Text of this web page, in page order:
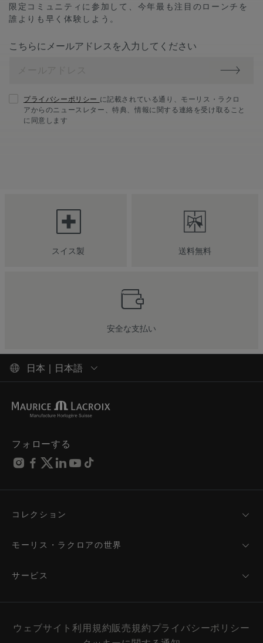
限定コミュニティに参加して、今年最も注目のローンチを
誰よりも早く体験しよう。
こちらにメールアドレスを入力してください
プライバシーポリシー に記載されている通り、モーリス・ラクロ
アからのニュースレター、特典、情報に関する連絡を受け取ること
に同意します
スイス製 送料無料
安全な支払い
日本 | 日本語
フォローする
コレクション
AIKON
PONTOS
FIABA
ウィメンズ
モーリス・ラクロアの世界
プレスルーム
パートナーシップ
サービス
お手入れのアドバイス
サービスと料金
ウェブサイト利用規約販売規約プライバシーポリシー